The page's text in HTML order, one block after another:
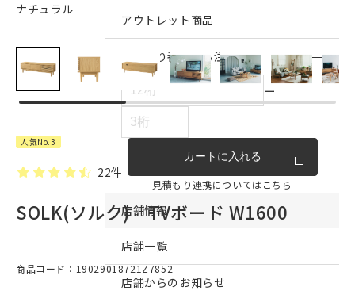
アウトレット商品
見積もり番号から注文する
ー
カートに入れる
見積もり連携についてはこちら
店舗情報
店舗一覧
店舗からのお知らせ
ナチュラル
人気No.3
22件
SOLK(ソルク) TVボード W1600
商品コード：19029018721Z7852